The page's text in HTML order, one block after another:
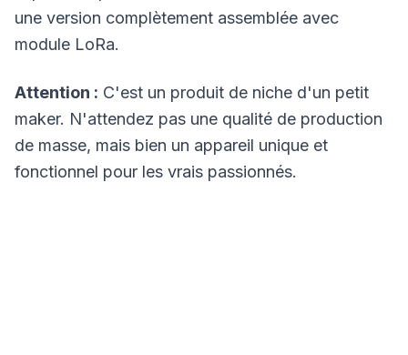
une version complètement assemblée avec
module LoRa.
Attention : C'est un produit de niche d'un petit
maker. N'attendez pas une qualité de production
de masse, mais bien un appareil unique et
fonctionnel pour les vrais passionnés.